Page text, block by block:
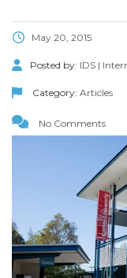
May 20, 2015
Posted by: IDS |
Category: Articles
No Comments